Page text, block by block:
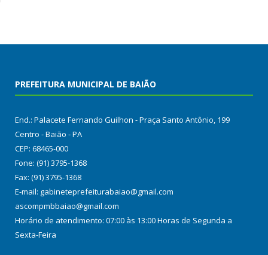
PREFEITURA MUNICIPAL DE BAIÃO
End.: Palacete Fernando Guilhon - Praça Santo Antônio, 199
Centro - Baião - PA
CEP: 68465-000
Fone: (91) 3795-1368
Fax: (91) 3795-1368
E-mail: gabineteprefeiturabaiao@gmail.com
ascompmbbaiao@gmail.com
Horário de atendimento: 07:00 às 13:00 Horas de Segunda a
Sexta-Feira